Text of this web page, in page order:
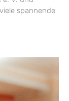
spannende